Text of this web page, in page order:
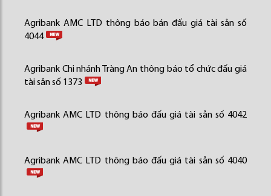
Agribank AMC LTD thông báo bán đấu giá tài sản số
4044
Agribank Chi nhánh Tràng An thông báo tổ chức đấu giá
tài sản số 1373
Agribank AMC LTD thông báo đấu giá tài sản số 4042
Agribank AMC LTD thông báo đấu giá tài sản số 4040